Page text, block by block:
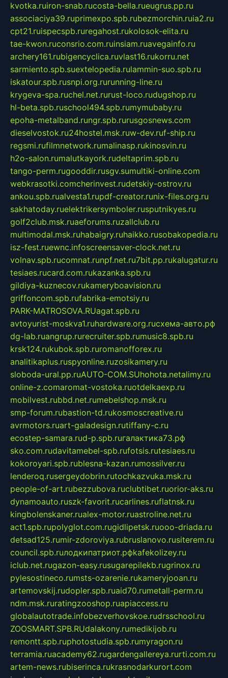
kvotka.ruiron-snab.rucosta-bella.rueugrus.pp.ru
associaciya39.ruprimexpo.spb.rubezmorchin.ruia2.ru
cpt21.ruispecspb.ruregahost.rukolosok-elita.ru
tae-kwon.ruconsrio.com.ruinsiam.ruavegainfo.ru
archery161.rubigencyclica.ruvlast16.rukorru.net
sarmiento.spb.suextelopedia.rulammin-suo.spb.ru
iskatour.spb.rusnpi.org.rurunning-line.ru
krygeva-spa.ruchel.net.rurust-loco.rudugshop.ru
hl-beta.spb.ruschool494.spb.rumymubaby.ru
epoha-metalband.rungr.spb.rurusgosnews.com
dieselvostok.ru24hostel.msk.ruw-dev.ruf-ship.ru
regsmi.rufilmnetwork.rumalinasp.rukinosvin.ru
h2o-salon.rumalutkayork.rudeltaprim.spb.ru
tango-perm.rugooddir.rusgv.sumultiki-online.com
webkrasotki.comcherinvest.rudetskiy-ostrov.ru
ankou.spb.rualvesta1.rupdf-creator.runix-files.org.ru
sakhatoday.ruelektrikersymboler.rusputnikyes.ru
golf2club.msk.ruaeforums.ruzallclub.ru
multimodal.msk.ruhabaigry.ruhaikko.rusobakopedia.ru
isz-fest.ruewnc.infoscreensaver-clock.net.ru
volnav.spb.rucomnat.runpf.net.ru7bit.pp.rukalugatur.ru
tesiaes.rucard.com.rukazanka.spb.ru
gildiya-kuznecov.rukameryboavision.ru
griffoncom.spb.rufabrika-emotsiy.ru
PARK-MATROSOVA.RUagat.spb.ru
avtoyurist-moskva1.ruhardware.org.ruсхема-авто.рф
dg-lab.ruangrup.rurecruiter.spb.rumusic8.spb.ru
krsk124.rukubok.spb.ruromanofforex.ru
analitikaplus.ruspyonline.ruzosikamery.ru
sloboda-ural.pp.ruAUTO-COM.SUhohota.netalimy.ru
online-z.comaromat-vostoka.ruotdelkaexp.ru
mobilvest.rubbd.net.rumebelshop.msk.ru
smp-forum.rubastion-td.rukosmoscreative.ru
avrmotors.ruart-galadesign.rutiffany-c.ru
ecostep-samara.rud-p.spb.ruгалактика73.рф
sko.com.rudavitamebel-spb.rufotsis.rutesiaes.ru
kokoroyari.spb.rublesna-kazan.rumossilver.ru
lenderoq.rusergeydobrin.rutochkazvuka.msk.ru
people-of-art.rubezzubova.ruclubtibet.ruorior-aks.ru
dynamoauto.ruszk-favorit.rucarlines.ruflatnsk.ru
kingbolenskaner.rualex-motor.ruastroline.net.ru
act1.spb.rupolyglot.com.rugidlipetsk.ruooo-driada.ru
detsad125.rumir-zdoroviya.rubruslanovo.rusiterem.ru
council.spb.ruлодкипатриот.рфkafekolizey.ru
iclub.net.rugazon-easy.rusugarepilekb.rugrinox.ru
pylesostineco.rumsts-ozarenie.rukameryjooan.ru
artemovskij.rudopler.spb.ruaid70.rumetall-perm.ru
ndm.msk.ruratingzooshop.ruapiaccess.ru
globalautotrade.infobezverhovskoe.rudrsschool.ru
ZOOSMART.SPB.RUdalakony.rumedikijob.ru
remontt.spb.ruphotostudia.spb.rumyragon.ru
terramia.ruacademy62.rugardengallereya.rurti.com.ru
artem-news.rubiserinca.rukrasnodarkurort.com